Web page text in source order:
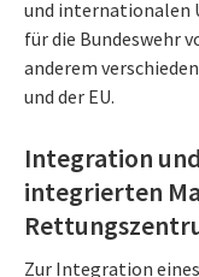
und internationalen
für die Bundeswehr
anderem
und der EU.
Integration
integrierten
Zur Integration